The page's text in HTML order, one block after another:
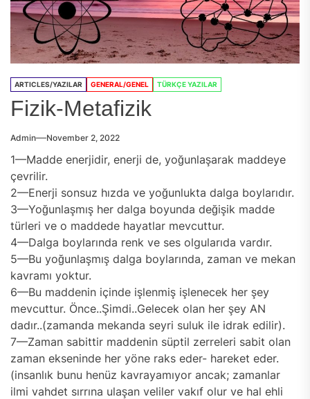
ARTICLES/YAZILAR GENERAL/GENEL TÜRKÇE YAZILAR
Fizik-Metafizik
Admin November 2, 2022
1—Madde enerjidir, enerji de, yoğunlaşarak maddeye
çevrilir.
2—Enerji sonsuz hızda ve yoğunlukta dalga boylarıdır.
3—Yoğunlaşmış her dalga boyunda değişik madde
türleri ve o maddede hayatlar mevcuttur.
4—Dalga boylarında renk ve ses olgularıda vardır.
5—Bu yoğunlaşmış dalga boylarında, zaman ve mekan
kavramı yoktur.
6—Bu maddenin içinde işlenmiş işlenecek her şey
mevcuttur. Önce..Şimdi..Gelecek olan her şey AN
dadır..(zamanda mekanda seyri suluk ile idrak edilir).
7—Zaman sabittir maddenin süptil zerreleri sabit olan
zaman ekseninde her yöne raks eder- hareket eder.
(insanlık bunu henüz kavrayamıyor ancak; zamanlar
ilmi vahdet sırrına ulaşan veliler vakıf olur ve hal ehli